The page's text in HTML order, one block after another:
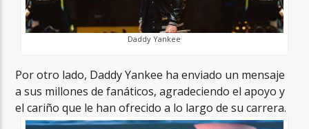
Daddy Yankee
Por otro lado, Daddy Yankee ha enviado un mensaje
a sus millones de fanáticos, agradeciendo el apoyo y
el cariño que le han ofrecido a lo largo de su carrera.